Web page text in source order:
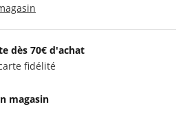
dès 70€ d'achat
fidélité
magasin